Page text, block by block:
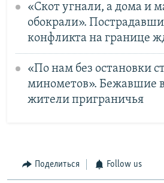
«Скот угнали, а дома и
обокрали».
конфликта на границе
«По нам без остановки
минометов». Бежавшие
жители приграничья
Поделиться Follow us